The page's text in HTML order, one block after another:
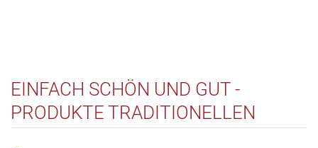
EINFACH SCHÖN UND GUT -
PRODUKTE TRADITIONELLEN